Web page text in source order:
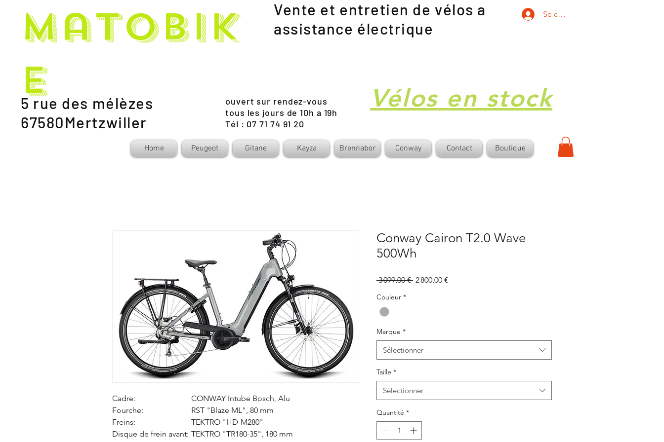
Matobik
e
5 rue des mélèzes
67580Mertzwiller
Vente et entretien de vélos a
assistance électrique
Se connecter
ouvert sur rendez-vous
tous les jours de 10h a 19h
Tél : 07 71 74 91 20
Vélos en stock
Home Peugeot Gitane Kayza Brennabor Conway Contact Boutique
Cadre:
CONWAY Intube Bosch, Alu
Fourche:
RST "Blaze ML", 80 mm
Freins:
TEKTRO "HD-M280"
Disque de frein avant: TEKTRO "TR180-35", 180 mm
Conway Cairon T2.0 Wave
500Wh
3 099,00 € Prix
2 800,00 €
Couleur *
Marque *
Sélectionner
Taille *
Sélectionner
Quantité *